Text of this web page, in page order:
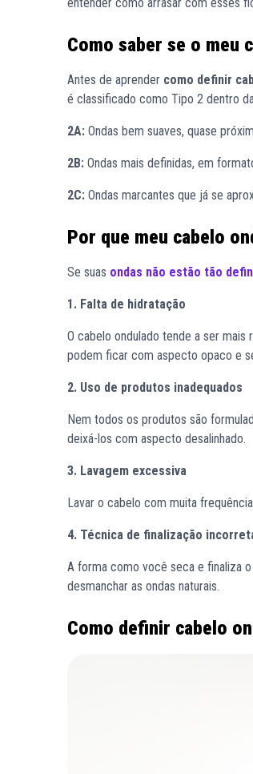
Como saber se o meu
Antes de aprender como definir
é classificado como Tipo 2 dentro
2A: Ondas bem suaves, quase
2B: Ondas mais definidas, em
2C: Ondas marcantes que já se
Por que meu cabelo
Se suas ondas não estão tão
1. Falta de hidratação
O cabelo ondulado tende a ser
podem ficar com aspecto opaco e
2. Uso de produtos inadequados
Nem todos os produtos são
deixá-los com aspecto desalinhado.
3. Lavagem excessiva
Lavar o cabelo com muita
4. Técnica de finalização
A forma como você seca e finaliza
desmanchar as ondas naturais.
Como definir cabelo